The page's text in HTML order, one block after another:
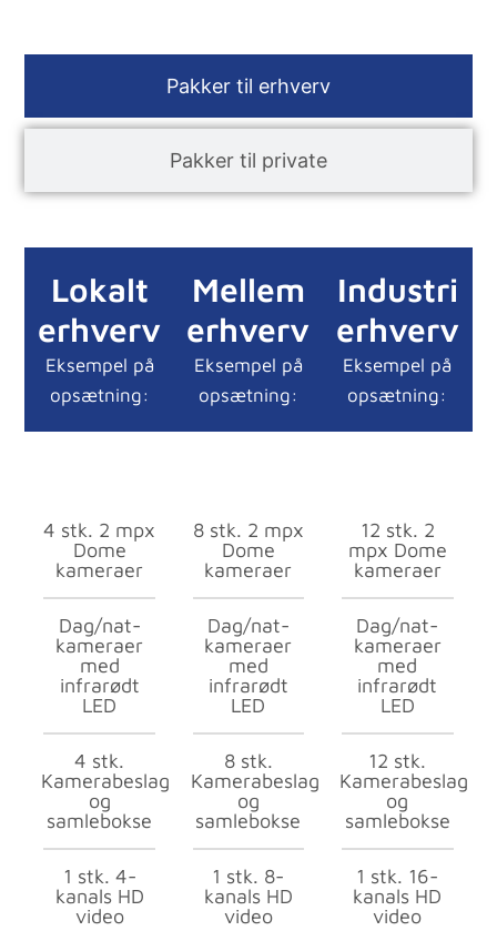
Pakker til erhverv
Pakker til private
Lokalt
erhverv
Eksempel på
opsætning:
4 stk. 2 mpx
Dome
kameraer
Dag/nat-
kameraer
med
infrarødt
LED
4 stk.
Kamerabeslag
og
samlebokse
1 stk. 4-
kanals HD
video
Mellem
erhverv
Eksempel på
opsætning:
8 stk. 2 mpx
Dome
kameraer
Dag/nat-
kameraer
med
infrarødt
LED
8 stk.
Kamerabeslag
og
samlebokse
1 stk. 8-
kanals HD
video
Industri
erhverv
Eksempel på
opsætning:
12 stk. 2
mpx Dome
kameraer
Dag/nat-
kameraer
med
infrarødt
LED
12 stk.
Kamerabeslag
og
samlebokse
1 stk. 16-
kanals HD
video